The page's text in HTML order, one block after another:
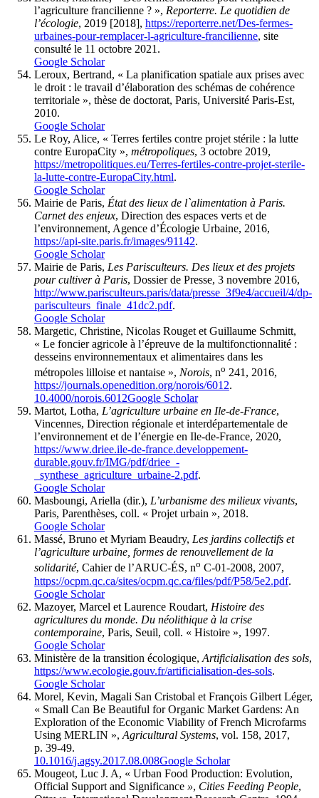
l’agriculture francilienne ? », Reporterre. Le quotidien de
l’écologie, 2019 [2018], https://reporterre.net/Des-fermes-
urbaines-pour-remplacer-l-agriculture-francilienne, site
consulté le 11 octobre 2021.
Google Scholar
Leroux, Bertrand, « La planification spatiale aux prises avec
le droit : le travail d’élaboration des schémas de cohérence
territoriale », thèse de doctorat, Paris, Université Paris-Est,
2010.
Google Scholar
Le Roy, Alice, « Terres fertiles contre projet stérile : la lutte
contre EuropaCity », métropoliques, 3 octobre 2019,
https://metropolitiques.eu/Terres-fertiles-contre-projet-sterile-
la-lutte-contre-EuropaCity.html.
Google Scholar
Mairie de Paris, État des lieux de l`alimentation à Paris.
Carnet des enjeux, Direction des espaces verts et de
l’environnement, Agence d’Écologie Urbaine, 2016,
https://api-site.paris.fr/images/91142.
Google Scholar
Mairie de Paris, Les Parisculteurs. Des lieux et des projets
pour cultiver à Paris, Dossier de Presse, 3 novembre 2016,
http://www.parisculteurs.paris/data/presse_3f9e4/accueil/4/dp-
parisculteurs_finale_41dc2.pdf.
Google Scholar
Margetic, Christine, Nicolas Rouget et Guillaume Schmitt,
« Le foncier agricole à l’épreuve de la multifonctionnalité :
desseins environnementaux et alimentaires dans les
métropoles lilloise et nantaise », Norois, no 241, 2016,
https://journals.openedition.org/norois/6012.
10.4000/norois.6012Google Scholar
Martot, Lotha, L’agriculture urbaine en Ile-de-France,
Vincennes, Direction régionale et interdépartementale de
l’environnement et de l’énergie en Ile-de-France, 2020,
https://www.driee.ile-de-france.developpement-
durable.gouv.fr/IMG/pdf/driee_-
_synthese_agriculture_urbaine-2.pdf.
Google Scholar
Masboungi, Ariella (dir.), L’urbanisme des milieux vivants,
Paris, Parenthèses, coll. « Projet urbain », 2018.
Google Scholar
Massé, Bruno et Myriam Beaudry, Les jardins collectifs et
l’agriculture urbaine, formes de renouvellement de la
solidarité, Cahier de l’ARUC-ÉS, no C-01-2008, 2007,
https://ocpm.qc.ca/sites/ocpm.qc.ca/files/pdf/P58/5e2.pdf.
Google Scholar
Mazoyer, Marcel et Laurence Roudart, Histoire des
agricultures du monde. Du néolithique à la crise
contemporaine, Paris, Seuil, coll. « Histoire », 1997.
Google Scholar
Ministère de la transition écologique, Artificialisation des sols,
https://www.ecologie.gouv.fr/artificialisation-des-sols.
Google Scholar
Morel, Kevin, Magali San Cristobal et François Gilbert Léger,
« Small Can Be Beautiful for Organic Market Gardens: An
Exploration of the Economic Viability of French Microfarms
Using MERLIN », Agricultural Systems, vol. 158, 2017,
p. 39-49.
10.1016/j.agsy.2017.08.008Google Scholar
Mougeot, Luc J. A, « Urban Food Production: Evolution,
Official Support and Significance », Cities Feeding People,